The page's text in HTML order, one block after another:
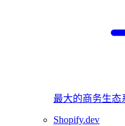
最大的商务生态
Shopify.dev